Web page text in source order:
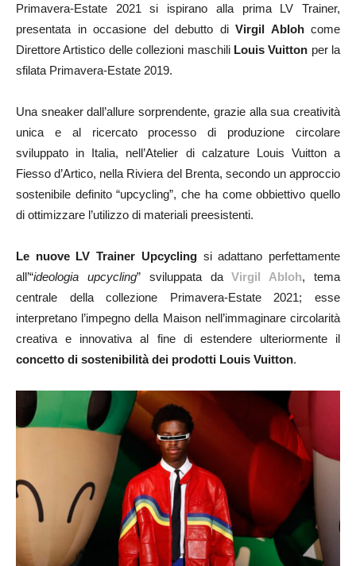
Primavera-Estate 2021 si ispirano alla prima LV Trainer,
presentata in occasione del debutto di Virgil Ablohcome
Direttore Artistico delle collezioni maschili Louis Vuitton per la
sfilata Primavera-Estate 2019.
Una sneaker dall’allure sorprendente, grazie alla sua creatività
unica e al ricercato processo di produzione circolare
sviluppato in Italia, nell’Atelier di calzature Louis Vuitton a
Fiesso d’Artico, nella Riviera del Brenta, secondo un approccio
sostenibile definito “upcycling”, che ha come obbiettivo quello
di ottimizzare l’utilizzo di materiali preesistenti.
Le nuove LV Trainer Upcyclingsi adattano perfettamente
all’“ideologia upcycling” sviluppata daVirgil Abloh, tema
centrale della collezione Primavera-Estate 2021; esse
interpretano l’impegno della Maison nell’immaginare circolarità
creativa e innovativa al fine di estendere ulteriormente il
concetto di sostenibilità dei prodotti Louis Vuitton.